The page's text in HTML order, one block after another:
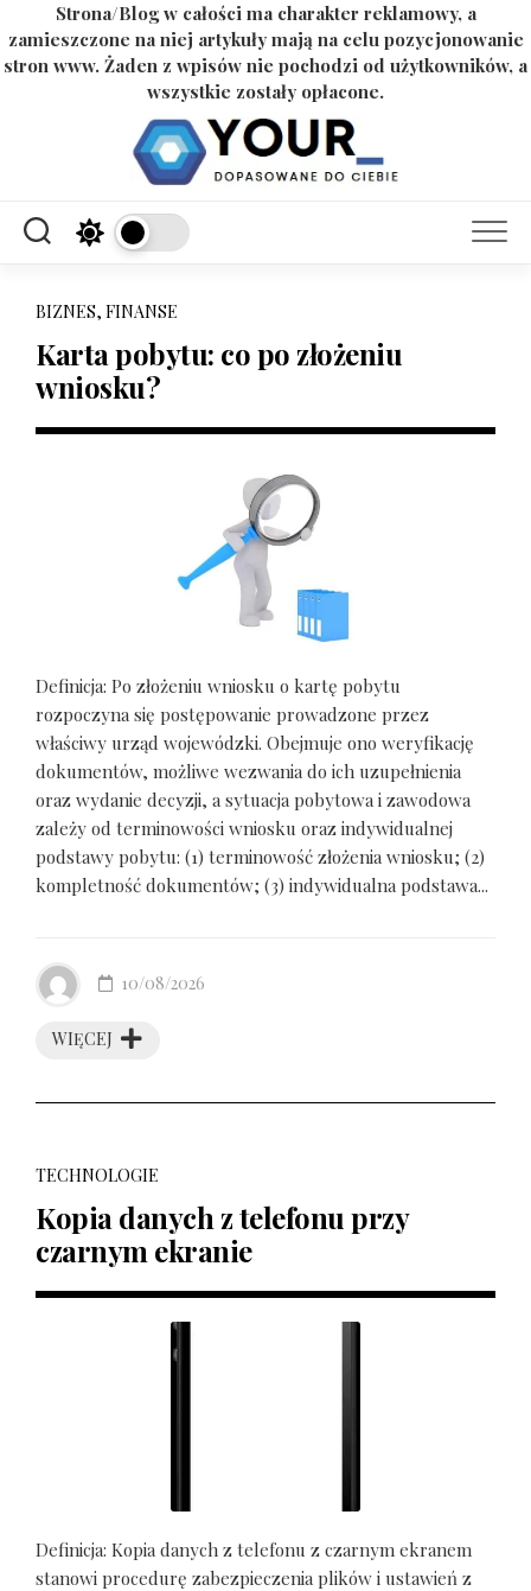
Strona/Blog w całości ma charakter reklamowy, a
zamieszczone na niej artykuły mają na celu pozycjonowanie
stron www. Żaden z wpisów nie pochodzi od użytkowników, a
wszystkie zostały opłacone.
BIZNES, FINANSE
Karta pobytu: co po złożeniu
wniosku?
Definicja: Po złożeniu wniosku o kartę pobytu
rozpoczyna się postępowanie prowadzone przez
właściwy urząd wojewódzki. Obejmuje ono weryfikację
dokumentów, możliwe wezwania do ich uzupełnienia
oraz wydanie decyzji, a sytuacja pobytowa i zawodowa
zależy od terminowości wniosku oraz indywidualnej
podstawy pobytu: (1) terminowość złożenia wniosku; (2)
kompletność dokumentów; (3) indywidualna podstawa...
WIĘCEJ
10/08/2026
TECHNOLOGIE
Kopia danych z telefonu przy
czarnym ekranie
Definicja: Kopia danych z telefonu z czarnym ekranem
stanowi procedurę zabezpieczenia plików i ustawień z